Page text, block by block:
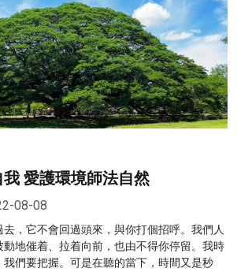
愛護環境師法自然
08-08
，它不會回過頭來，與你打個招呼。我們人
地催着、拉着向前，也由不得你停留。我時
們要把握。可是在聽的當下，時間又是秒